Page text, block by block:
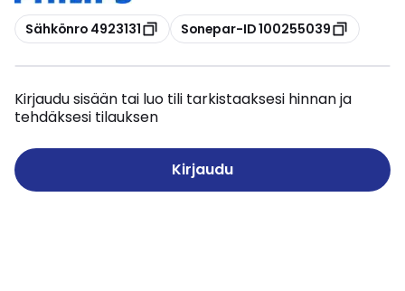
Kopioi
Sähkönro 4923131 Kopioi
Sonepar-ID 100255039
Kirjaudu sisään tai luo tili tarkistaaksesi hinnan ja
tehdäksesi tilauksen
Kirjaudu